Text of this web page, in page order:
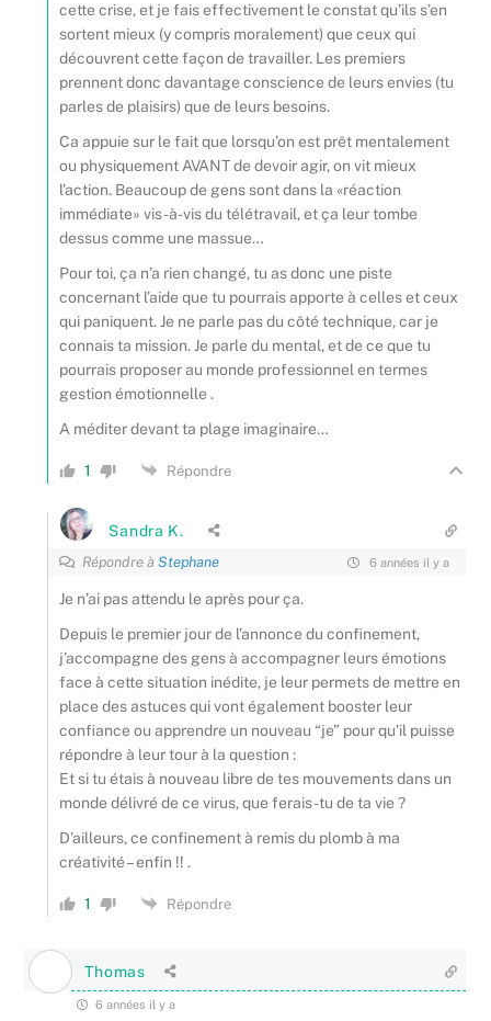
cette crise, et je fais effectivement le constat qu’ils s’en
sortent mieux (y compris moralement) que ceux qui
découvrent cette façon de travailler. Les premiers
prennent donc davantage conscience de leurs envies (tu
parles de plaisirs) que de leurs besoins.
Ca appuie sur le fait que lorsqu’on est prêt mentalement
ou physiquement AVANT de devoir agir, on vit mieux
l’action. Beaucoup de gens sont dans la «réaction
immédiate» vis-à-vis du télétravail, et ça leur tombe
dessus comme une massue…
Pour toi, ça n’a rien changé, tu as donc une piste
concernant l’aide que tu pourrais apporte à celles et ceux
qui paniquent. Je ne parle pas du côté technique, car je
connais ta mission. Je parle du mental, et de ce que tu
pourrais proposer au monde professionnel en termes
gestion émotionnelle .
A méditer devant ta plage imaginaire…
1 Répondre
Sandra K.
Répondre àStephane 6 années il y a
Je n’ai pas attendu le après pour ça.
Depuis le premier jour de l’annonce du confinement,
j’accompagne des gens à accompagner leurs émotions
face à cette situation inédite, je leur permets de mettre en
place des astuces qui vont également booster leur
confiance ou apprendre un nouveau “je” pour qu’il puisse
répondre à leur tour à la question :
Et si tu étais à nouveau libre de tes mouvements dans un
monde délivré de ce virus, que ferais-tu de ta vie ?
D’ailleurs, ce confinement à remis du plomb à ma
créativité – enfin !! .
1 Répondre
Thomas
6 années il y a